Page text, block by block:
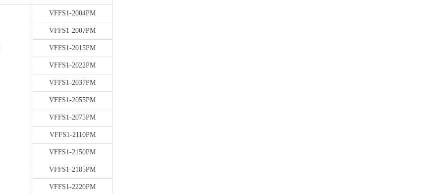
VFFS1-2004PM
VFFS1-2007PM
VFFS1-2015PM
VFFS1-2022PM
VFFS1-2037PM
VFFS1-2055PM
VFFS1-2075PM
VFFS1-2110PM
VFFS1-2150PM
VFFS1-2185PM
VFFS1-2220PM